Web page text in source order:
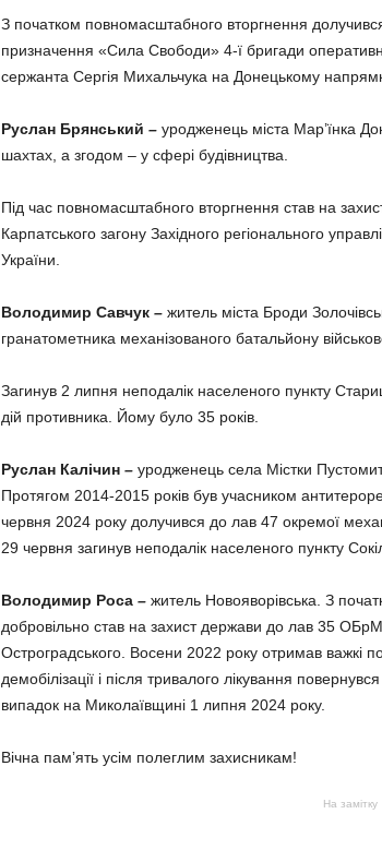
З початком повномасштабного вторгнення
призначення «Сила Свободи» 4-ї бригади
сержанта Сергія Михальчука на Донецькому
Руслан Брянський – уродженець міста Мар’їнка
шахтах, а згодом – у сфері будівництва.
Під час повномасштабного вторгнення став на
Карпатського загону Західного регіонального
України.
Володимир Савчук – житель міста Броди
гранатометника механізованого батальйону
Загинув 2 липня неподалік населеного пункту
дій противника. Йому було 35 років.
Руслан Калічин – уродженець села Містки
Протягом 2014-2015 років був учасником
червня 2024 року долучився до лав 47 окремої
29 червня загинув неподалік населеного пункту
Володимир Роса – житель Новояворівська. З
добровільно став на захист держави до лав 35
Остроградського. Восени 2022 року отримав важкі
демобілізації і після тривалого лікування
випадок на Миколаївщині 1 липня 2024 року.
Вічна памʼять усім полеглим захисникам!
На замітку